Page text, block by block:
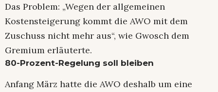
Das Problem: „Wegen der allgemeinen
Kostensteigerung kommt die AWO mit dem
Zuschuss nicht mehr aus“, wie Gwosch dem
Gremium erläuterte.
80-Prozent-Regelung soll bleiben
Anfang März hatte die AWO deshalb um eine